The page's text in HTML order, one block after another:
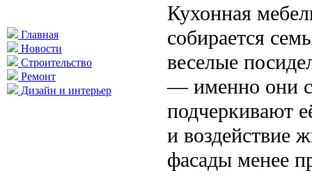
Главная
Новости
Строительство
Ремонт
Дизайн и интерьер
Кухонная
собирается
веселые
— именно они
подчеркивают
и воздействие
фасады менее